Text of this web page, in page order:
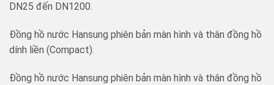
DN25 đến DN1200.
Đồng hồ nước Hansung phiên bản màn hình và thân đồng hồ
dính liền (Compact).
Đồng hồ nước Hansung phiên bản màn hình và thân đồng hồ